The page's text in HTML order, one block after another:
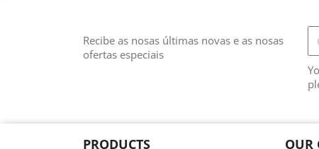
Recibe as nosas últimas novas e as nosas
ofertas especiais
PRODUCTS OUR